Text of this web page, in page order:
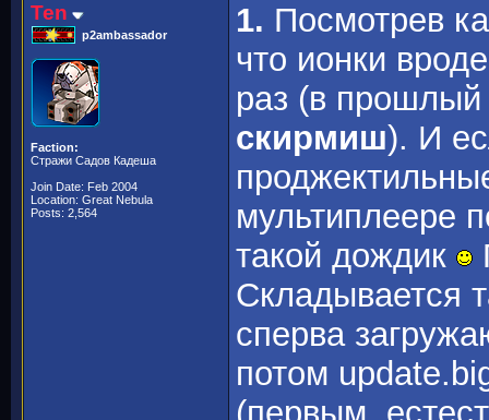
Ten
p2ambassador
Faction:
Стражи Садов Кадеша
Join Date: Feb 2004
Location: Great Nebula
Posts: 2,564
1. Посмотрев
что ионки
раз (в
скирмиш). И
мультиплеере
такой дождик
Складывается
сперва
потом